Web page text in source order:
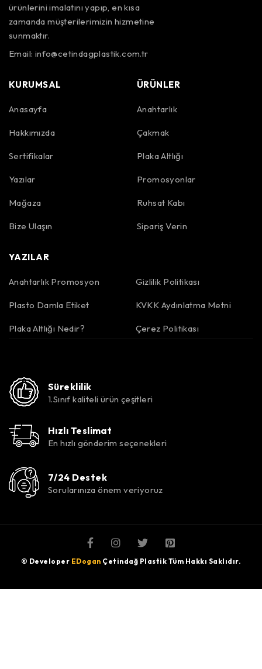
ürünlerini imalatını yapıp, en kısa
zamanda müşterilerimizin hizmetine
sunmaktır.
Email: info@cetindagplastik.com.tr
KURUMSAL
Anasayfa
Hakkımızda
Sertifikalar
Yazılar
Mağaza
Bize Ulaşın
ÜRÜNLER
Anahtarlık
Çakmak
Plaka Altlığı
Promosyonlar
Ruhsat Kabı
Sipariş Verin
YAZILAR
Anahtarlık Promosyon
Plasto Damla Etiket
Plaka Altlığı Nedir?
Gizlilik Politikası
KVKK Aydınlatma Metni
Çerez Politikası
Süreklilik
1.Sınıf kaliteli ürün çeşitleri
Hızlı Teslimat
En hızlı gönderim seçenekleri
7/24 Destek
Sorularınıza önem veriyoruz
© Developer EDogan Çetindağ Plastik Tüm Hakkı Saklıdır.